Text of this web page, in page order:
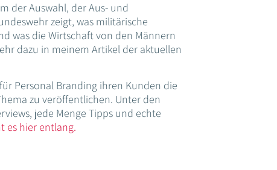
der Auswahl, der Aus- und
zeigt, was militärische
was die Wirtschaft von den Männern
dazu in meinem Artikel der aktuellen
Personal Branding ihren Kunden die
zu veröffentlichen. Unter den
jede Menge Tipps und echte
es hier entlang.